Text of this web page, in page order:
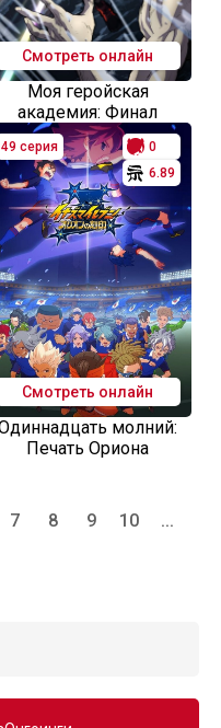
Смотреть онлайн
Моя геройская
академия: Финал
49 серия
0
6.89
Смотреть онлайн
молний:
Печать Ориона
7 8 9 10
...